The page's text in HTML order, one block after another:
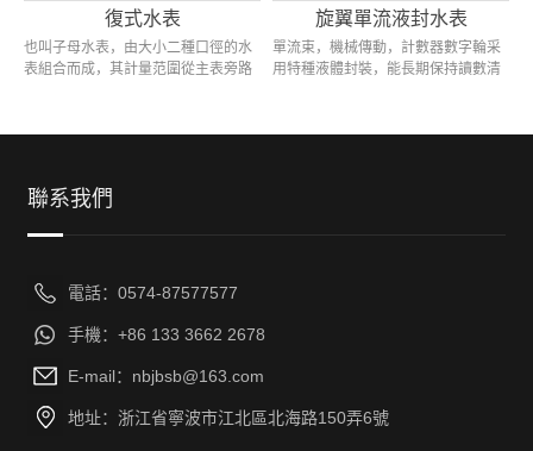
復式水表
也叫子母水表，由大小二種口徑的水
表組合而成，其計量范圍從主表旁路
3000。...
旋翼單流液封水表
單流束，機械傳動，計數器數字輪采
用特種液體封裝，能長期保持讀數清
≤50℃冷水。...
聯系我們
電話：0574-87577577
手機：+86 133 3662 2678
E-mail：nbjbsb@163.com
地址：浙江省寧波市江北區北海路150弄6號